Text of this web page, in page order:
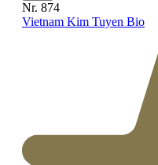
Nr. 874
Vietnam Kim Tuyen Bio